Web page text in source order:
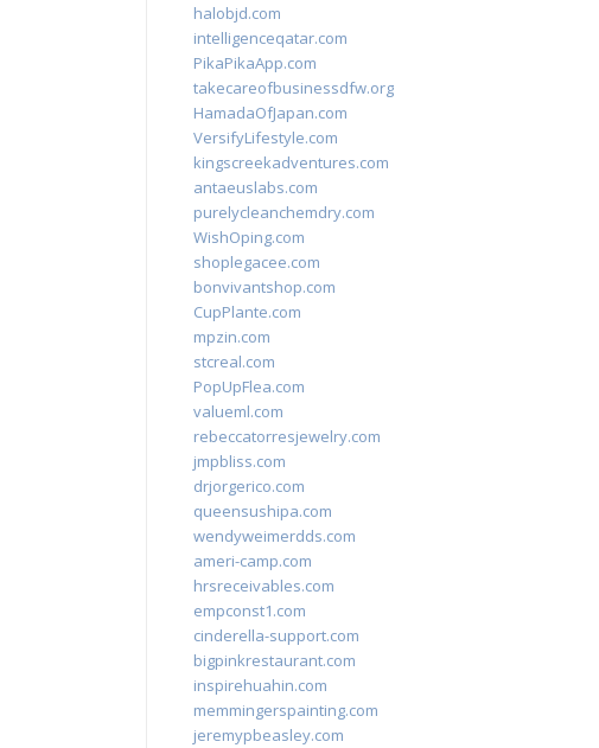
halobjd.com
intelligenceqatar.com
PikaPikaApp.com
takecareofbusinessdfw.org
HamadaOfJapan.com
VersifyLifestyle.com
kingscreekadventures.com
antaeuslabs.com
purelycleanchemdry.com
WishOping.com
shoplegacee.com
bonvivantshop.com
CupPlante.com
mpzin.com
stcreal.com
PopUpFlea.com
valueml.com
rebeccatorresjewelry.com
jmpbliss.com
drjorgerico.com
queensushipa.com
wendyweimerdds.com
ameri-camp.com
hrsreceivables.com
empconst1.com
cinderella-support.com
bigpinkrestaurant.com
inspirehuahin.com
memmingerspainting.com
jeremypbeasley.com